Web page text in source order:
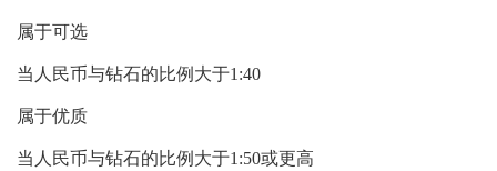
属于可选
当人民币与钻石的比例大于1:40
属于优质
当人民币与钻石的比例大于1:50或更高